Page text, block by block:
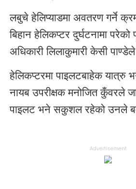
लबुचे हेलिप्याडमा अवतरण गर्ने
बिहान हेलिकप्टर दुर्घटनामा
अधिकारी लिलाकुमारी केसी
हेलिकप्टरमा पाइलटबाहेक यात्रु
नायब उपरीक्षक मनोजित कुँवरले
पाइलट भने सकुशल रहेको उनले
Advertisement